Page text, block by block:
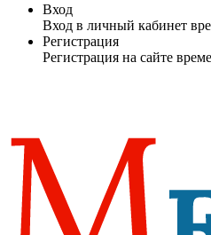
Вход
Вход в личный кабинет
Регистрация
Регистрация на сайте